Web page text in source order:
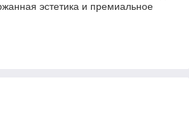
эстетика и премиальное